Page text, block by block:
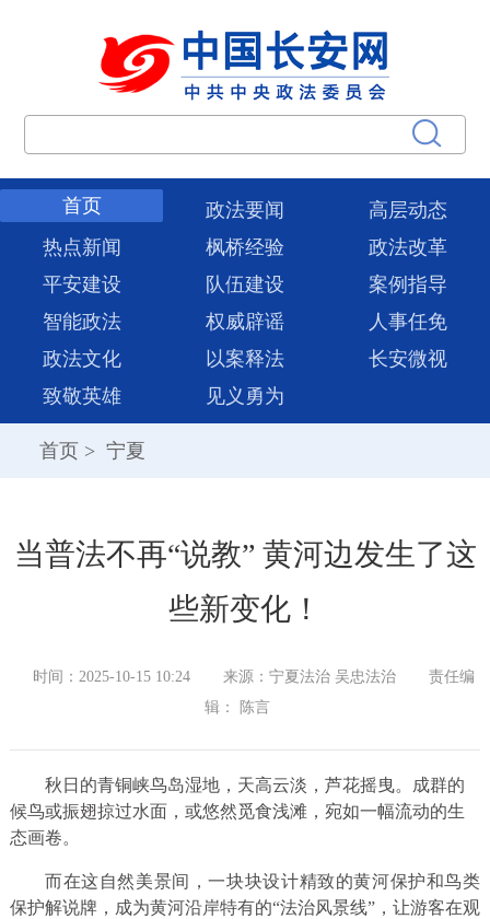
首页 政法要闻
高层动态
热点新闻
枫桥经验
政法改革
平安建设
队伍建设
案例指导
智能政法
权威辟谣
人事任免
政法文化
以案释法
长安微视
致敬英雄
见义勇为
首页 > 宁夏
当普法不再“说教” 黄河边发生了这
些新变化！
时间：2025-10-15 10:24 来源：宁夏法治 吴忠法治
责任编
辑： 陈言
秋日的青铜峡鸟岛湿地，天高云淡，芦花摇曳。成群的
候鸟或振翅掠过水面，或悠然觅食浅滩，宛如一幅流动的生
态画卷。
而在这自然美景间，一块块设计精致的黄河保护和鸟类
保护解说牌，成为黄河沿岸特有的“法治风景线”，让游客在观